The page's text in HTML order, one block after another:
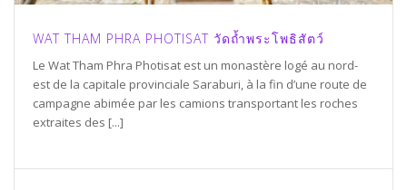
WAT THAM PHRA PHOTISAT วัดถ้ำพระโพธิสัตว์
Le Wat Tham Phra Photisat est un monastère logé au nord-
est de la capitale provinciale Saraburi, à la fin d’une route de
campagne abimée par les camions transportant les roches
extraites des [...]